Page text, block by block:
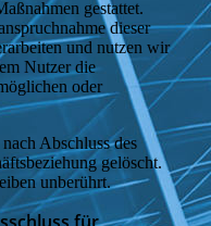
gestattet.
dieser
und nutzen wir
Nutzer die
oder
Abschluss des
gelöscht.
unberührt.